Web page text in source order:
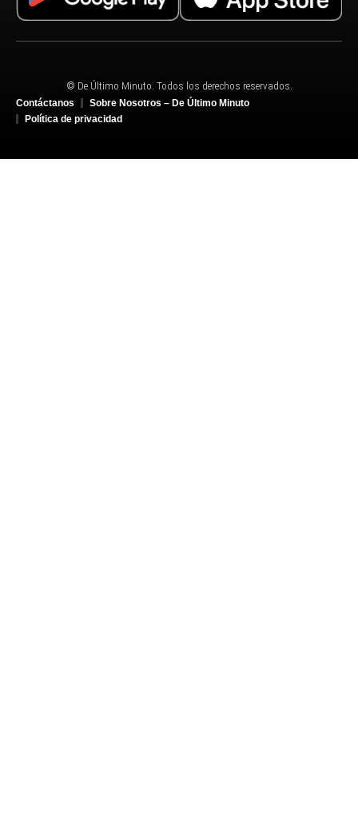
© De Último Minuto. Todos los derechos reservados.
Contáctanos
Sobre Nosotros – De Último Minuto
Política de privacidad